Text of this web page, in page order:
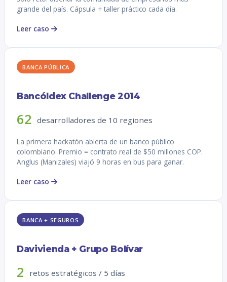
grande del país. Cápsula + taller práctico cada día.
Leer caso
BANCA PÚBLICA
Bancóldex Challenge 2014
62 desarrolladores de 10 regiones
La primera hackatón abierta de un banco público
colombiano. Premio = contrato real de $50 millones COP.
Anglus (Manizales) viajó 9 horas en bus para ganar.
Leer caso
BANCA + SEGUROS
Davivienda + Grupo Bolívar
2 retos estratégicos / 5 días